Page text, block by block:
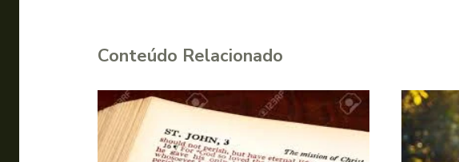
Conteúdo Relacionado